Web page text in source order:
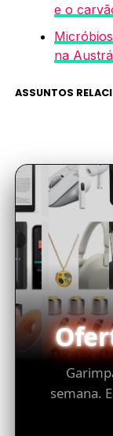
e o
na
ASSUNTOS
semana.